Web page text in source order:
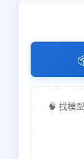
🧠 找模